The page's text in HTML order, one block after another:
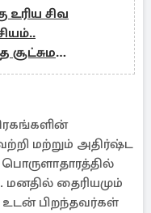
உரிய சிவ
மற்றும் அதிர்ஷ்ட
பொருளாதாரத்தில்
தைரியமும்
உடன் பிறந்தவர்கள்